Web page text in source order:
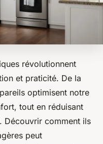
révolutionnent
et praticité. De la
optimisent notre
tout en réduisant
Découvrir comment ils
peut